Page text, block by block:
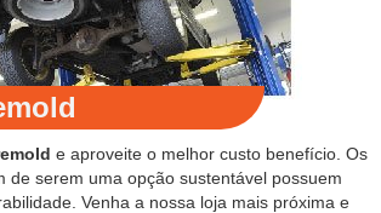
e aproveite o melhor custo benefício. Os
de serem uma opção sustentável possuem
Venha a nossa loja mais próxima e